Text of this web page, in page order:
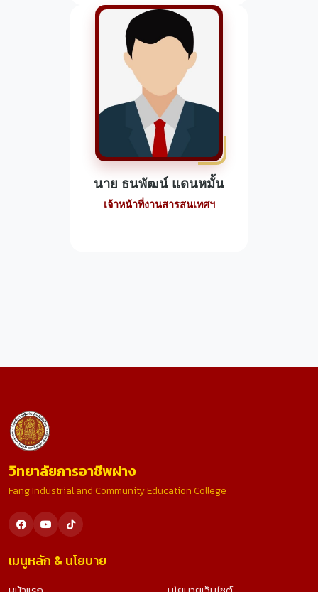
นาย ธนพัฒน์ แดนหมั้น
เจ้าหน้าที่งานสารสนเทศฯ
วิทยาลัยการอาชีพฝาง
Fang Industrial and Community Education College
เมนูหลัก & นโยบาย